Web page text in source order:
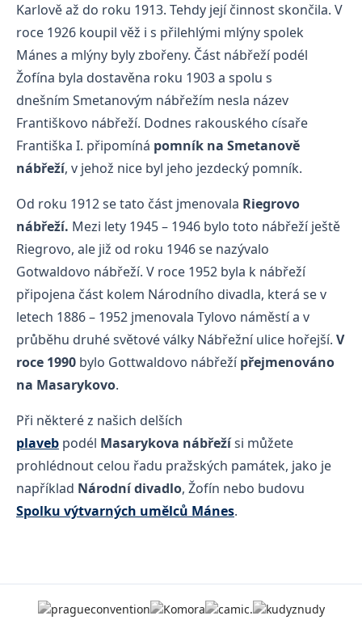
Karlově až do roku 1913. Tehdy její činnost skončila. V
roce 1926 koupil věž i s přilehlými mlýny spolek
Mánes a mlýny byly zbořeny. Část nábřeží podél
Žofína byla dostavěna roku 1903 a spolu s
dnešním Smetanovým nábřežím nesla název
Františkovo nábřeží. Dodnes rakouského císaře
Františka I. připomíná pomník na Smetanově
nábřeží, v jehož nice byl jeho jezdecký pomník.
Od roku 1912 se tato část jmenovala Riegrovo
nábřeží. Mezi lety 1945 – 1946 bylo toto nábřeží ještě
Riegrovo, ale již od roku 1946 se nazývalo
Gotwaldovo nábřeží. V roce 1952 byla k nábřeží
připojena část kolem Národního divadla, která se v
letech 1886 – 1952 jmenovala Tylovo náměstí a v
průběhu druhé světové války Nábřežní ulice hořejší. V
roce 1990 bylo Gottwaldovo nábřežípřejmenováno
na Masarykovo.
Při některé z našich delších
plaveb podél Masarykova nábřežísi můžete
prohlédnout celou řadu pražských památek, jako je
například Národní divadlo, Žofín nebo budovu
Spolku výtvarných umělců Mánes.